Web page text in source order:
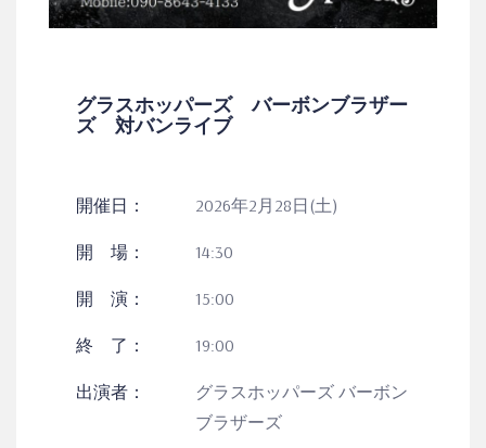
グラスホッパーズ バーボンブラザー
ズ 対バンライブ
開催日： 2026年2月28日(土)
開 場： 14:30
開 演： 15:00
終 了： 19:00
出演者：
グラスホッパーズ バーボン
ブラザーズ